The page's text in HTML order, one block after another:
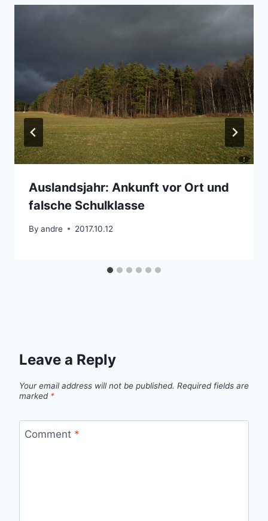
Auslandsjahr: Ankunft vor Ort und
falsche Schulklasse
By andre 2017.10.12
Leave a Reply
Your email address will not be published. Required fields are
marked *
Comment *